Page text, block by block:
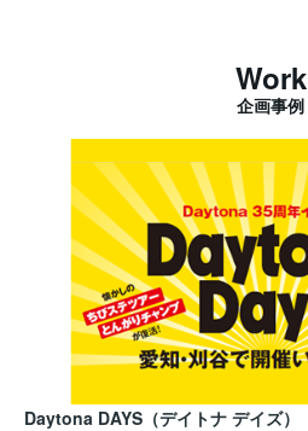
Work
企画事例
Daytona DAYS（デイトナ デイズ）